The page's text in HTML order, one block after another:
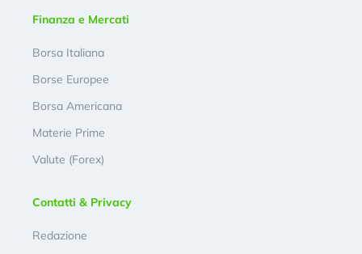
Finanza e Mercati
Borsa Italiana
Borse Europee
Borsa Americana
Materie Prime
Valute (Forex)
Contatti & Privacy
Redazione